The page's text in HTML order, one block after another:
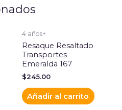
4 años+
Resaque Resaltado
Transportes
Emeralda 167
$245.00
Añadir al carrito